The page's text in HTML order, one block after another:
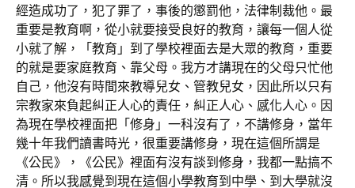
經造成功了，犯了罪了，事後的懲罰他，法律制裁他。最
重要是教育啊，從小就要接受良好的教育，讓每一個人從
小就了解，「教育」到了學校裡面去是大眾的教育，重要
的就是要家庭教育、靠父母。我方才講現在的父母只忙他
自己，他沒有時間來教導兒女、管教兒女，因此所以只有
宗教家來負起糾正人心的責任，糾正人心、感化人心。因
為現在學校裡面把「修身」一科沒有了，不講修身，當年
幾十年我們讀書時光，很重要講修身，現在這個所謂是
《公民》，《公民》裡面有沒有談到修身，我都一點搞不
清。所以我感覺到現在這個小學教育到中學、到大學就沒